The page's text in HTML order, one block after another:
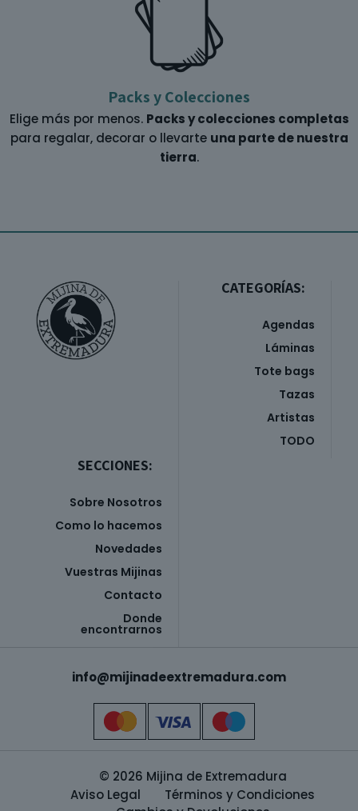
Packs y Colecciones
Elige más por menos. Packs y colecciones completas
para regalar, decorar o llevarte una parte de nuestra
tierra.
CATEGORÍAS:
Agendas
Láminas
Tote bags
Tazas
Artistas
TODO
SECCIONES:
Sobre Nosotros
Como lo hacemos
Novedades
Vuestras Mijinas
Contacto
Donde
encontrarnos
info@mijinadeextremadura.com
© 2026 Mijina de Extremadura
Aviso Legal
Términos y Condiciones